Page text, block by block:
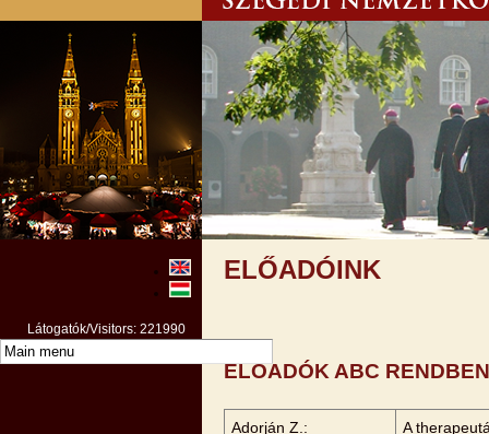
ELŐADÓINK
ELŐADÓK ABC RENDBEN
Adorján Z.: A
Látogatók/Visitors: 221990